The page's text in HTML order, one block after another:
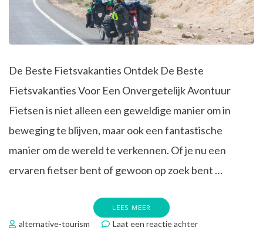
De Beste Fietsvakanties Ontdek De Beste
Fietsvakanties Voor Een Onvergetelijk Avontuur
Fietsen is niet alleen een geweldige manier om in
beweging te blijven, maar ook een fantastische
manier om de wereld te verkennen. Of je nu een
ervaren fietser bent of gewoon op zoek bent …
LEES MEER
alternative-tourism Laat een reactie achterop